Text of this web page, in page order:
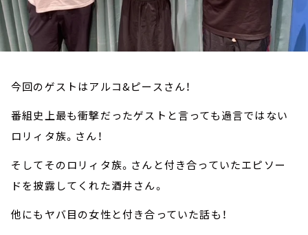
今回のゲストはアルコ&ピースさん！
番組史上最も衝撃だったゲストと言っても過言ではない
ロリィタ族。さん！
そしてそのロリィタ族。さんと付き合っていたエピソー
ドを披露してくれた酒井さん。
他にもヤバ目の女性と付き合っていた話も！